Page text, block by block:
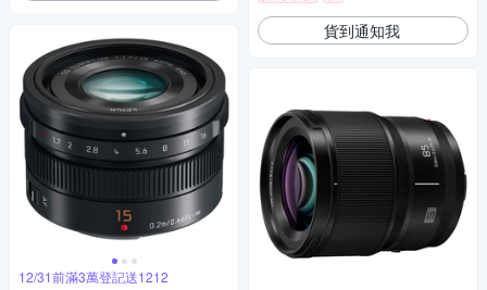
12/31前滿3萬登記送1212
貨到通知我